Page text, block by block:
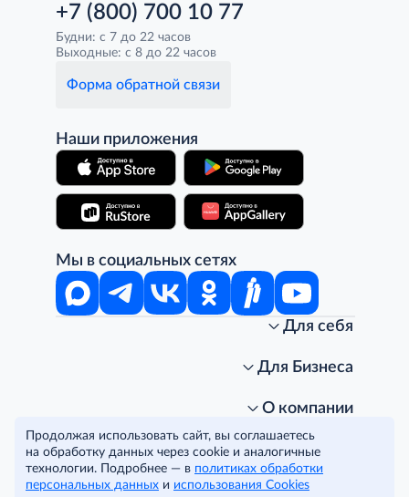
+7 (800) 700 10 77
Будни: с 7 до 22 часов
Выходные: с 8 до 22 часов
Форма обратной связи
Наши приложения
Мы в социальных сетях
Для себя
Стань клиентом METRO
Подарочные карты. Активация и баланс
Скидка за подписку
Часто задаваемые вопросы
Для Бизнеса
Получить карту для бизнеса
Для магазинов
Для гостинично-ресторанного бизнеса
Для офисов и предприятий
О компании
Карьера
Пресс-центр
Программа METRO Potentials
Условия и соглашения
Политика конфиденциальности
Правовая информация
© METRO Cash and Carry Russia, 2026
Продолжая использовать сайт, вы соглашаетесь
на обработку данных через cookie и аналогичные
технологии. Подробнее — в политиках обработки
персональных данных и использования Cookies